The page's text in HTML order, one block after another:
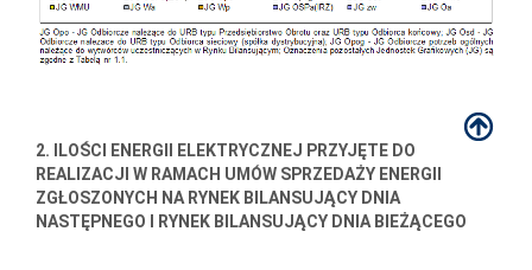
2. ILOŚCI ENERGII ELEKTRYCZNEJ PRZYJĘTE DO
REALIZACJI W RAMACH UMÓW SPRZEDAŻY ENERGII
ZGŁOSZONYCH NA RYNEK BILANSUJĄCY DNIA
NASTĘPNEGO I RYNEK BILANSUJĄCY DNIA BIEŻĄCEGO